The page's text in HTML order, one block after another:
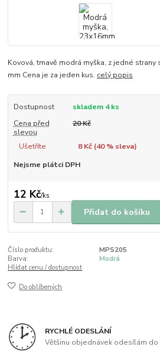
Kovová, tmavě modrá myška, z jedné strany
mm Cena je za jeden kus. celý popis
Dostupnost
skladem 4 ks
Cena před
slevou
20 Kč
Ušetříte 8 Kč (40% sleva)
Nejsme plátci DPH
12 Kč/ks
Přidat do košíku
Číslo produktu:
MPS205
Barva:
Modrá
Hlídat cenu / dostupnost
Do oblíbených
RYCHLÉ ODESLÁNÍ
Většinu objednávek odesílám do